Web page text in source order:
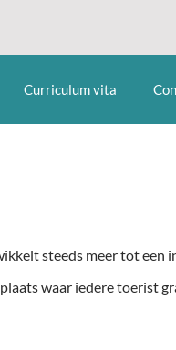
Curriculum vita
steeds meer tot
waar iedere toerist